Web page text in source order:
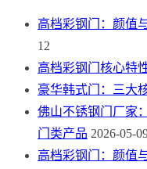
高档彩钢门：颜值
12
高档彩钢门核心特
豪华韩式门：三大
佛山不锈钢门厂家
门类产品 2026-05-
高档彩钢门：颜值